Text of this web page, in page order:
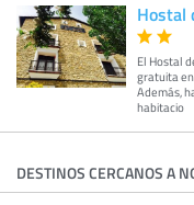
Hostal
El Hostal
gratuita
Además,
habitacio
DESTINOS CERCANOS A